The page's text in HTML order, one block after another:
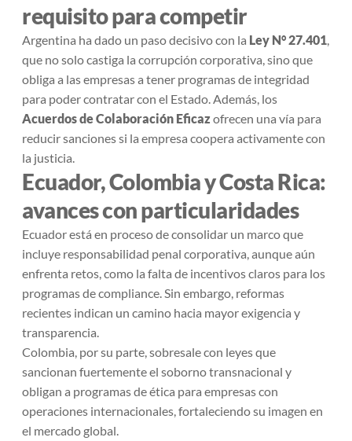
requisito para competir
Argentina ha dado un paso decisivo con la Ley N° 27.401,
que no solo castiga la corrupción corporativa, sino que
obliga a las empresas a tener programas de integridad
para poder contratar con el Estado. Además, los
Acuerdos de Colaboración Eficazofrecen una vía para
reducir sanciones si la empresa coopera activamente con
la justicia.
Ecuador, Colombia y Costa Rica:
avances con particularidades
Ecuador está en proceso de consolidar un marco que
incluye responsabilidad penal corporativa, aunque aún
enfrenta retos, como la falta de incentivos claros para los
programas de compliance. Sin embargo, reformas
recientes indican un camino hacia mayor exigencia y
transparencia.
Colombia, por su parte, sobresale con leyes que
sancionan fuertemente el soborno transnacional y
obligan a programas de ética para empresas con
operaciones internacionales, fortaleciendo su imagen en
el mercado global.